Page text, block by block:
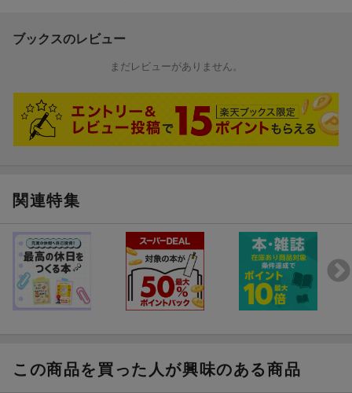
ケーションズに席を置き、主として「ニューサイエンス」の海外
やＯＭＮＩの日本語版の編集や執筆に携わる。８８年Ｃ＋Ｆ解散
月〜１２年７月、福島原発事故に対する国会事故調委員として原
因調査にあたった。２０１３年、居を東京から八ヶ岳北横岳山麓
に移す
１９５２年、滋賀県生まれ。京都大学農学部食品工学科卒業後、
生物学を基軸として翻訳業に従事。また、手話学習および通訳活
士（学術）（本データはこの書籍が刊行された当時に掲載されて
いたものです）
ブックスのレビュー
まだレビューがありません。
関連特集
この商品を買った人が興味のある商品